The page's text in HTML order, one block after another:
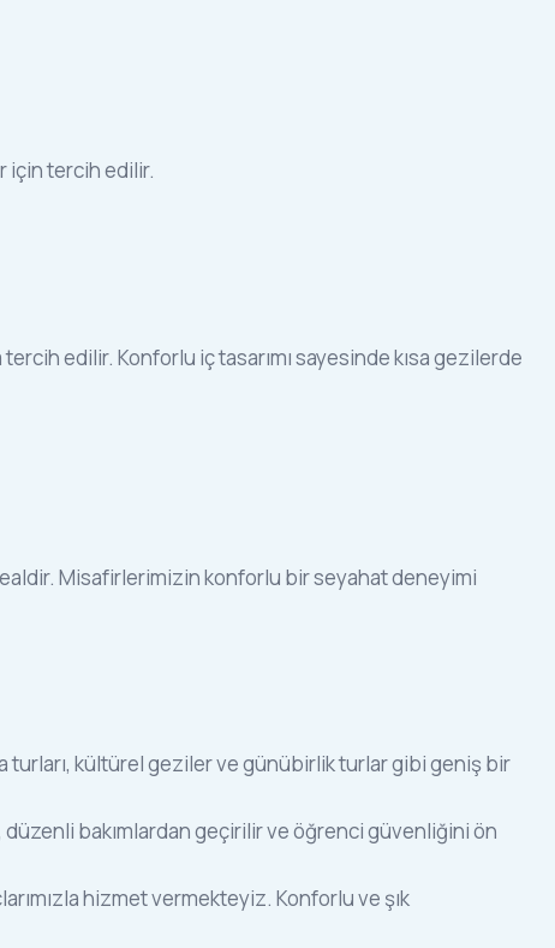
için tercih edilir.
edilir. Konforlu iç tasarımı sayesinde kısa gezilerde
Misafirlerimizin konforlu bir seyahat deneyimi
kültürel geziler ve günübirlik turlar gibi geniş bir
düzenli bakımlardan geçirilir ve öğrenci güvenliğini ön
hizmet vermekteyiz. Konforlu ve şık